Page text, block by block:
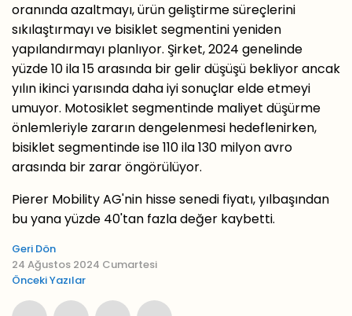
oranında azaltmayı, ürün geliştirme süreçlerini
sıkılaştırmayı ve bisiklet segmentini yeniden
yapılandırmayı planlıyor. Şirket, 2024 genelinde
yüzde 10 ila 15 arasında bir gelir düşüşü bekliyor ancak
yılın ikinci yarısında daha iyi sonuçlar elde etmeyi
umuyor. Motosiklet segmentinde maliyet düşürme
önlemleriyle zararın dengelenmesi hedeflenirken,
bisiklet segmentinde ise 110 ila 130 milyon avro
arasında bir zarar öngörülüyor.
Pierer Mobility AG'nin hisse senedi fiyatı, yılbaşından
bu yana yüzde 40'tan fazla değer kaybetti.
Geri Dön
24 Ağustos 2024 Cumartesi
Önceki Yazılar